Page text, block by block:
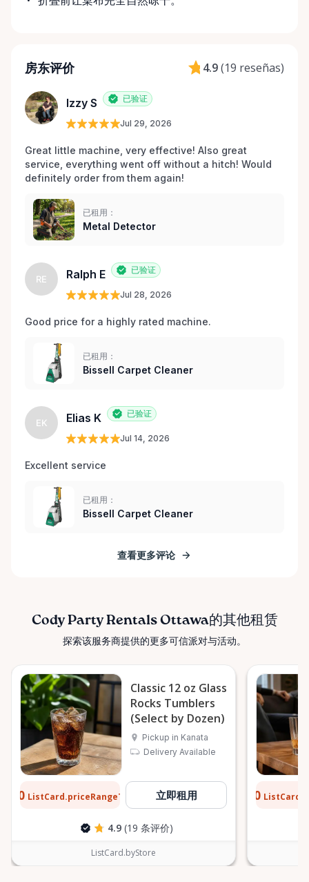
房东评价 4.9(19 reseñas)
Izzy S 已验证
Jul 29, 2026
Great little machine, very effective! Also great
service, everything went off without a hitch! Would
definitely order from them again!
已租用：
Metal Detector
RE Ralph E 已验证
Jul 28, 2026
Good price for a highly rated machine.
已租用：
Bissell Carpet Cleaner
EK Elias K 已验证
Jul 14, 2026
Excellent service
已租用：
Bissell Carpet Cleaner
查看更多评论
Cody Party Rentals Ottawa的其他租赁
探索该服务商提供的更多可信派对与活动。
Classic 12 oz Glass
Rocks Tumblers
(Select by Dozen)
Pickup in Kanata
Delivery Available
ListCard.priceRangeTo 立即租用
4.9 (19 条评价)
ListCard.byStore
$0.10